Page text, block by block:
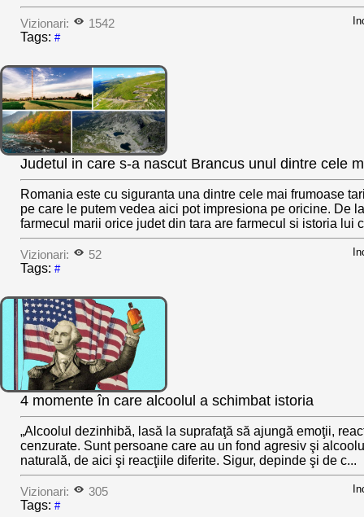
Vizionari: 1542
Tags: #
Judetul in care s-a nascut Brancus unul dintre cele
Romania este cu siguranta una dintre cele mai frumoase
pe care le putem vedea aici pot impresiona pe oricine. De
farmecul marii orice judet din tara are farmecul si istoria lui
Vizionari: 52
Tags: #
4 momente în care alcoolul a schimbat istoria
„Alcoolul dezinhibă, lasă la suprafaţă să ajungă emoţii,
cenzurate. Sunt persoane care au un fond agresiv şi
naturală, de aici şi reacţiile diferite. Sigur, depinde şi de c...
Vizionari: 305
Tags: #